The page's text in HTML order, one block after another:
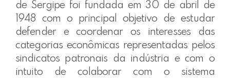
de Sergipe foi fundada em 30 de abril de
1948 com o principal objetivo de estudar
defender e coordenar os interesses das
categorias econômicas representadas pelos
sindicatos patronais da indústria e com o
intuito de colaborar com o sistema